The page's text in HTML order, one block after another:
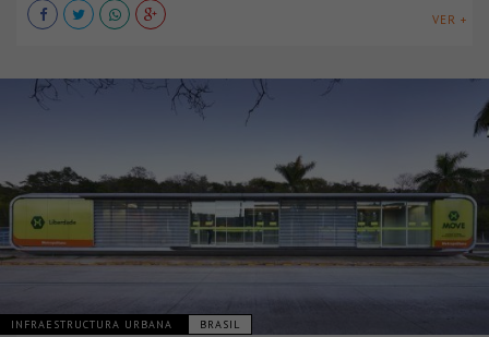
VER +
INFRAESTRUCTURA URBANA BRASIL